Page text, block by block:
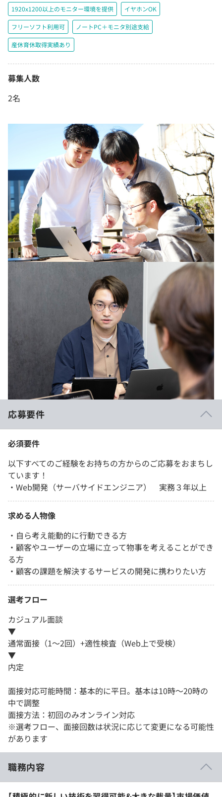
1920x1200以上のモニター環境を提供 イヤホンOK
フリーソフト利用可 ノートPC＋モニタ別途支給
産休育休取得実績あり
募集人数
2名
応募要件
必須要件
以下すべてのご経験をお持ちの方からのご応募をおまちし
ています！
・Web開発（サーバサイドエンジニア） 実務３年以上
求める人物像
・自ら考え能動的に行動できる方
・顧客やユーザーの立場に立って物事を考えることができ
る方
・顧客の課題を解決するサービスの開発に携わりたい方
選考フロー
カジュアル面談
▼
通常面接（1～2回）+適性検査（Web上で受検）
▼
内定
面接対応可能時間：基本的に平日。基本は10時～20時の
中で調整
面接方法：初回のみオンライン対応
※選考フロー、面接回数は状況に応じて変更になる可能性
があります
職務内容